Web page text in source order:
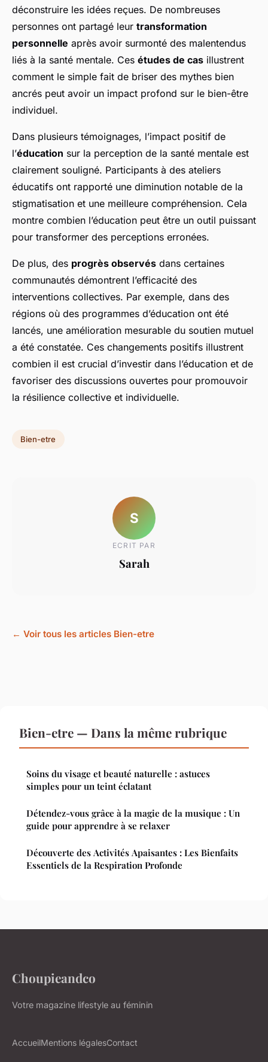
déconstruire les idées reçues. De nombreuses
personnes ont partagé leur transformation
personnelle après avoir surmonté des malentendus
liés à la santé mentale. Ces études de cas illustrent
comment le simple fait de briser des mythes bien
ancrés peut avoir un impact profond sur le bien-être
individuel.
Dans plusieurs témoignages, l’impact positif de
l’éducation sur la perception de la santé mentale est
clairement souligné. Participants à des ateliers
éducatifs ont rapporté une diminution notable de la
stigmatisation et une meilleure compréhension. Cela
montre combien l’éducation peut être un outil puissant
pour transformer des perceptions erronées.
De plus, des progrès observés dans certaines
communautés démontrent l’efficacité des
interventions collectives. Par exemple, dans des
régions où des programmes d’éducation ont été
lancés, une amélioration mesurable du soutien mutuel
a été constatée. Ces changements positifs illustrent
combien il est crucial d’investir dans l’éducation et de
favoriser des discussions ouvertes pour promouvoir
la résilience collective et individuelle.
Bien-etre
S
ECRIT PAR
Sarah
← Voir tous les articles Bien-etre
Bien-etre — Dans la même rubrique
Soins du visage et beauté naturelle : astuces
simples pour un teint éclatant
Détendez-vous grâce à la magie de la musique : Un
guide pour apprendre à se relaxer
Découverte des Activités Apaisantes : Les Bienfaits
Essentiels de la Respiration Profonde
Choupieandco
Votre magazine lifestyle au féminin
AccueilMentions légalesContact